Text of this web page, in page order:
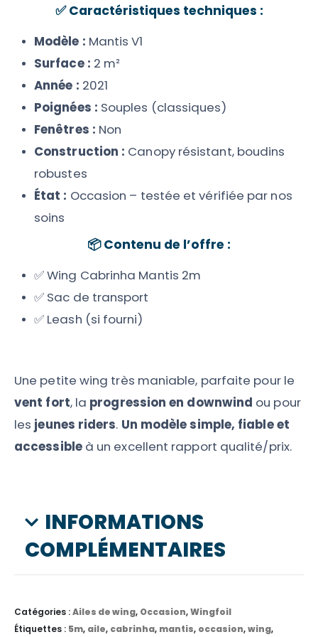
✅Caractéristiques techniques :
Modèle : Mantis V1
Surface : 2 m²
Année : 2021
Poignées : Souples (classiques)
Fenêtres : Non
Construction : Canopy résistant, boudins
robustes
État : Occasion – testée et vérifiée par nos
soins
📦Contenu de l’offre :
✅ Wing Cabrinha Mantis 2m
✅ Sac de transport
✅ Leash (si fourni)
Une petite wing très maniable, parfaite pour le
vent fort, la progression en downwind ou pour
les jeunes riders. Un modèle simple, fiable et
accessibleà un excellent rapport qualité/prix.
INFORMATIONS
COMPLÉMENTAIRES
Catégories :Ailes de wing, Occasion,Wingfoil
Étiquettes : 5m, aile, cabrinha, mantis, occasion,wing,